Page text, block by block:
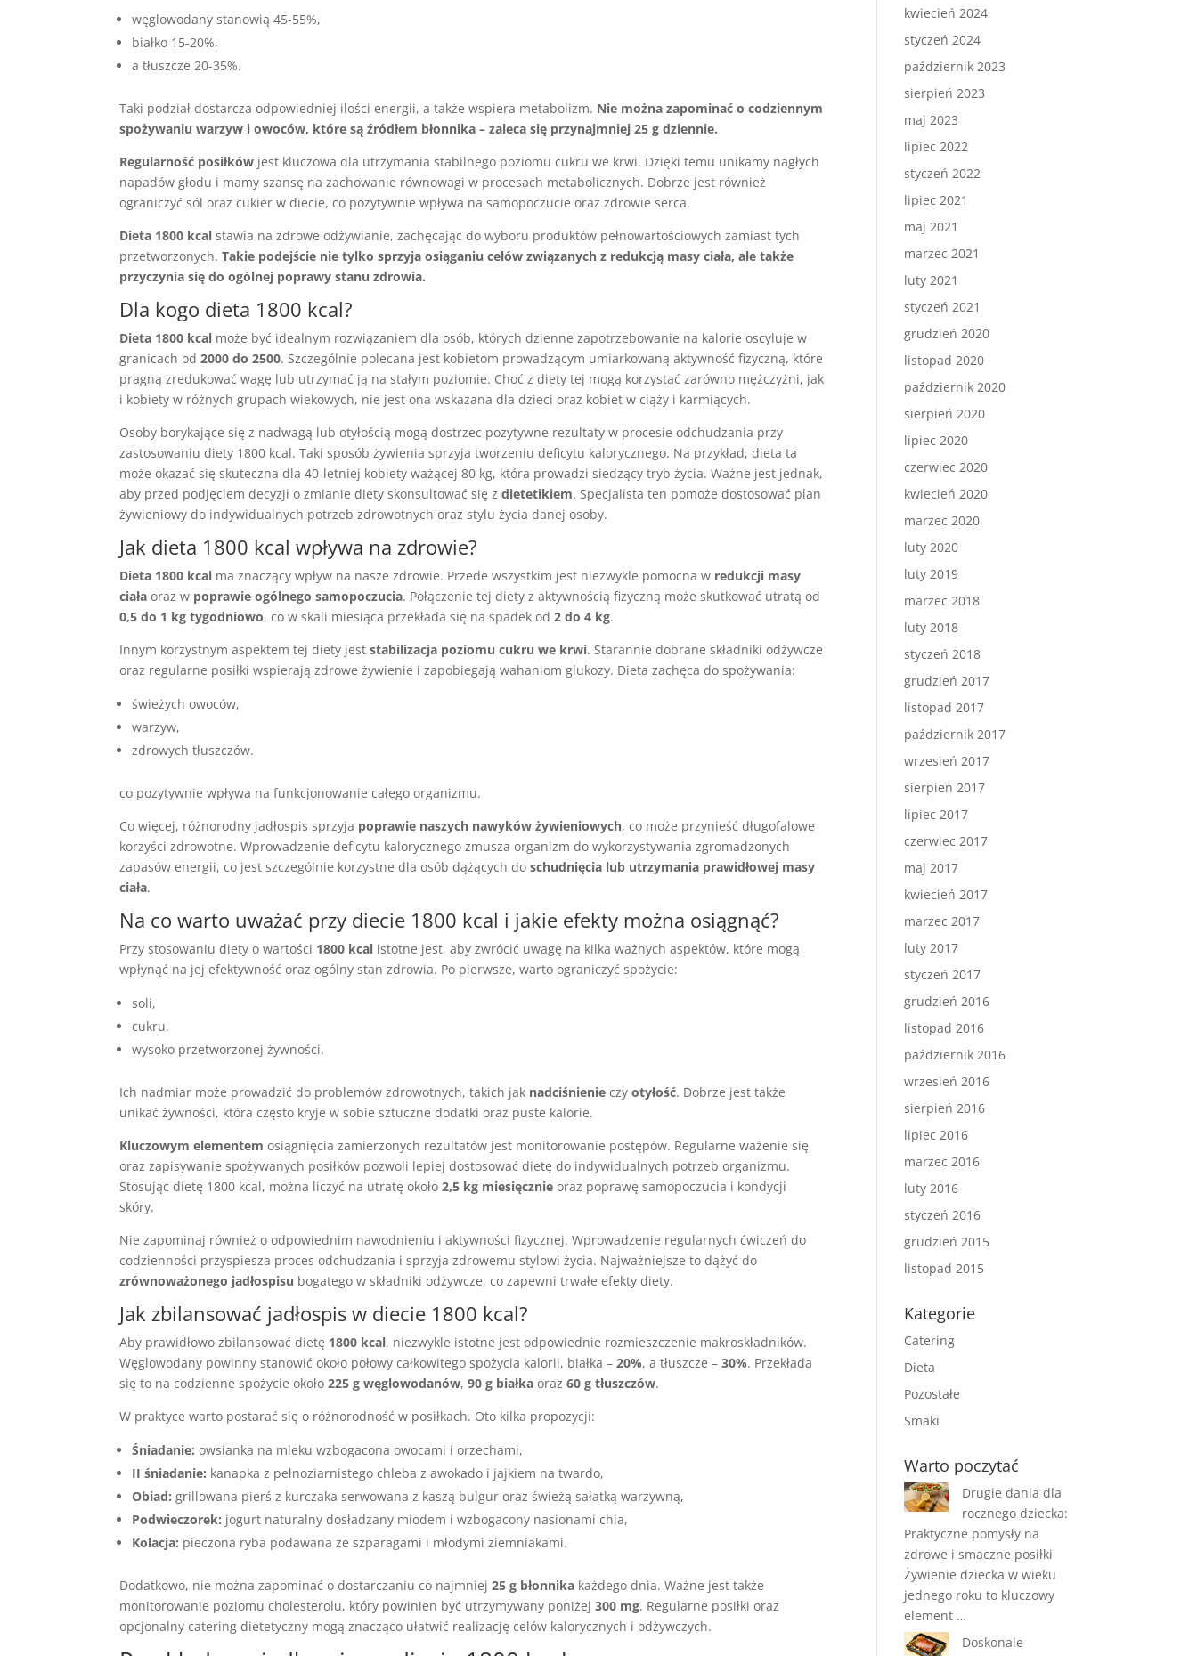
węglowodany stanowią 45-55%,
białko 15-20%,
a tłuszcze 20-35%.
Taki podział dostarcza odpowiedniej ilości energii, a także wspiera metabolizm. Nie można zapominać o codziennym
spożywaniu warzyw i owoców, które są źródłem błonnika – zaleca się przynajmniej 25 g dziennie.
Regularność posiłków jest kluczowa dla utrzymania stabilnego poziomu cukru we krwi. Dzięki temu unikamy nagłych
napadów głodu i mamy szansę na zachowanie równowagi w procesach metabolicznych. Dobrze jest również
ograniczyć sól oraz cukier w diecie, co pozytywnie wpływa na samopoczucie oraz zdrowie serca.
Dieta 1800 kcal stawia na zdrowe odżywianie, zachęcając do wyboru produktów pełnowartościowych zamiast tych
przetworzonych.Takie podejście nie tylko sprzyja osiąganiu celów związanych z redukcją masy ciała, ale także
przyczynia się do ogólnej poprawy stanu zdrowia.
Dla kogo dieta 1800 kcal?
Dieta 1800 kcal może być idealnym rozwiązaniem dla osób, których dzienne zapotrzebowanie na kalorie oscyluje w
granicach od2000 do 2500. Szczególnie polecana jest kobietom prowadzącym umiarkowaną aktywność fizyczną, które
pragną zredukować wagę lub utrzymać ją na stałym poziomie. Choć z diety tej mogą korzystać zarówno mężczyźni, jak
i kobiety w różnych grupach wiekowych, nie jest ona wskazana dla dzieci oraz kobiet w ciąży i karmiących.
Osoby borykające się z nadwagą lub otyłością mogą dostrzec pozytywne rezultaty w procesie odchudzania przy
zastosowaniu diety 1800 kcal. Taki sposób żywienia sprzyja tworzeniu deficytu kalorycznego. Na przykład, dieta ta
może okazać się skuteczna dla 40-letniej kobiety ważącej 80 kg, która prowadzi siedzący tryb życia. Ważne jest jednak,
aby przed podjęciem decyzji o zmianie diety skonsultować się zdietetikiem. Specjalista ten pomoże dostosować plan
żywieniowy do indywidualnych potrzeb zdrowotnych oraz stylu życia danej osoby.
Jak dieta 1800 kcal wpływa na zdrowie?
Dieta 1800 kcal ma znaczący wpływ na nasze zdrowie. Przede wszystkim jest niezwykle pomocna w redukcji masy
ciała oraz w poprawie ogólnego samopoczucia. Połączenie tej diety z aktywnością fizyczną może skutkować utratą od
0,5 do 1 kg tygodniowo, co w skali miesiąca przekłada się na spadek od2 do 4 kg.
Innym korzystnym aspektem tej diety jeststabilizacja poziomu cukru we krwi. Starannie dobrane składniki odżywcze
oraz regularne posiłki wspierają zdrowe żywienie i zapobiegają wahaniom glukozy. Dieta zachęca do spożywania:
świeżych owoców,
warzyw,
zdrowych tłuszczów.
co pozytywnie wpływa na funkcjonowanie całego organizmu.
Co więcej, różnorodny jadłospis sprzyja poprawie naszych nawyków żywieniowych, co może przynieść długofalowe
korzyści zdrowotne. Wprowadzenie deficytu kalorycznego zmusza organizm do wykorzystywania zgromadzonych
zapasów energii, co jest szczególnie korzystne dla osób dążących doschudnięcia lub utrzymania prawidłowej masy
ciała.
Na co warto uważać przy diecie 1800 kcal i jakie efekty można osiągnąć?
Przy stosowaniu diety o wartości 1800 kcal istotne jest, aby zwrócić uwagę na kilka ważnych aspektów, które mogą
wpłynąć na jej efektywność oraz ogólny stan zdrowia. Po pierwsze, warto ograniczyć spożycie:
soli,
cukru,
wysoko przetworzonej żywności.
Ich nadmiar może prowadzić do problemów zdrowotnych, takich jak nadciśnienie czyotyłość. Dobrze jest także
unikać żywności, która często kryje w sobie sztuczne dodatki oraz puste kalorie.
Kluczowym elementem osiągnięcia zamierzonych rezultatów jest monitorowanie postępów. Regularne ważenie się
oraz zapisywanie spożywanych posiłków pozwoli lepiej dostosować dietę do indywidualnych potrzeb organizmu.
Stosując dietę 1800 kcal, można liczyć na utratę około2,5 kg miesięcznie oraz poprawę samopoczucia i kondycji
skóry.
Nie zapominaj również o odpowiednim nawodnieniu i aktywności fizycznej. Wprowadzenie regularnych ćwiczeń do
codzienności przyspiesza proces odchudzania i sprzyja zdrowemu stylowi życia. Najważniejsze to dążyć do
zrównoważonego jadłospisu bogatego w składniki odżywcze, co zapewni trwałe efekty diety.
Jak zbilansować jadłospis w diecie 1800 kcal?
Aby prawidłowo zbilansować dietę 1800 kcal, niezwykle istotne jest odpowiednie rozmieszczenie makroskładników.
Węglowodany powinny stanowić około połowy całkowitego spożycia kalorii, białka –20%, a tłuszcze –30%. Przekłada
się to na codzienne spożycie około225 g węglowodanów,90 g białka oraz60 g tłuszczów.
W praktyce warto postarać się o różnorodność w posiłkach. Oto kilka propozycji:
Śniadanie: owsianka na mleku wzbogacona owocami i orzechami,
II śniadanie: kanapka z pełnoziarnistego chleba z awokado i jajkiem na twardo,
Obiad: grillowana pierś z kurczaka serwowana z kaszą bulgur oraz świeżą sałatką warzywną,
Podwieczorek: jogurt naturalny dosładzany miodem i wzbogacony nasionami chia,
Kolacja: pieczona ryba podawana ze szparagami i młodymi ziemniakami.
Dodatkowo, nie można zapominać o dostarczaniu co najmniej25 g błonnika każdego dnia. Ważne jest także
monitorowanie poziomu cholesterolu, który powinien być utrzymywany poniżej300 mg. Regularne posiłki oraz
opcjonalny catering dietetyczny mogą znacząco ułatwić realizację celów kalorycznych i odżywczych.
kwiecień 2024
styczeń 2024
październik 2023
sierpień 2023
maj 2023
lipiec 2022
styczeń 2022
lipiec 2021
maj 2021
marzec 2021
luty 2021
styczeń 2021
grudzień 2020
listopad 2020
październik 2020
sierpień 2020
lipiec 2020
czerwiec 2020
kwiecień 2020
marzec 2020
luty 2020
luty 2019
marzec 2018
luty 2018
styczeń 2018
grudzień 2017
listopad 2017
październik 2017
wrzesień 2017
sierpień 2017
lipiec 2017
czerwiec 2017
maj 2017
kwiecień 2017
marzec 2017
luty 2017
styczeń 2017
grudzień 2016
listopad 2016
październik 2016
wrzesień 2016
sierpień 2016
lipiec 2016
marzec 2016
luty 2016
styczeń 2016
grudzień 2015
listopad 2015
Kategorie
Catering
Dieta
Pozostałe
Smaki
Warto poczytać
Drugie dania dla
rocznego dziecka:
Praktyczne pomysły na
zdrowe i smaczne posiłki
Żywienie dziecka w wieku
jednego roku to kluczowy
element …
Doskonale